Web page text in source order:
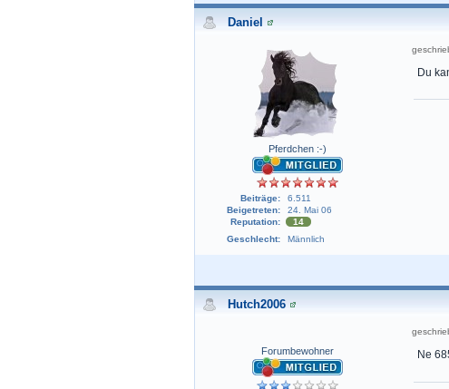
Daniel
Pferdchen :-)
Beiträge:
6.511
Beigetreten:
24. Mai 06
Reputation:
14
Geschlecht:
Männlich
Du
Hutch2006
Forumbewohner Ne